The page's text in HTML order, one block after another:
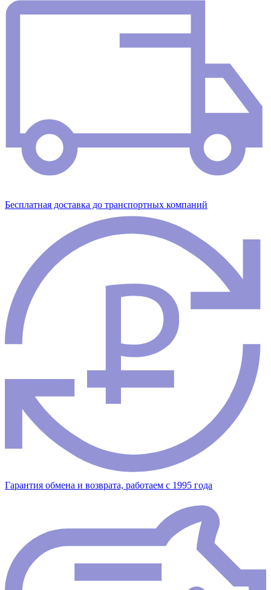
Бесплатная доставка до транспортных компаний
Гарантия обмена и возврата, работаем с 1995 года